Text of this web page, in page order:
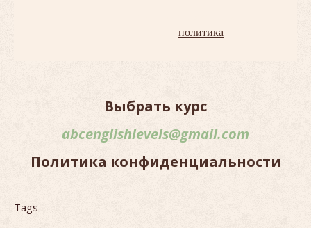
политика
Выбрать курс
abcenglishlevels@gmail.com
Политика конфиденциальности
Tags